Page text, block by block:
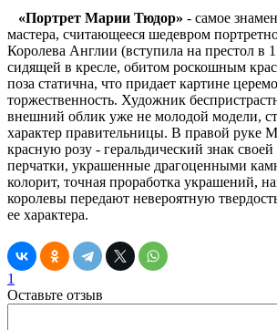
«Портрет Марии Тюдор» - самое
мастера, считающееся шедевром
Королева Англии (вступила на престол в
сидящей в кресле, обитом роскошным
поза статична, что придает картине
торжественность. Художник
внешний облик уже не молодой модели,
характер правительницы. В правой руке
красную розу - геральдический знак
перчатки, украшенные драгоценными
колорит, точная проработка украшений,
королевы передают невероятную
ее характера.
1
Оставьте отзыв